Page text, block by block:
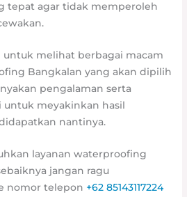
tepat agar tidak memperoleh
untuk melihat berbagai macam
Bangkalan yang akan dipilih
pengalaman serta
meyakinkan hasil
nantinya.
layanan waterproofing
jangan ragu
nomor telepon +62 85143117224